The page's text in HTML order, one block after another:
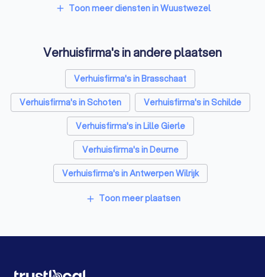
Architecten in Wuustwezel
Relatietherapeut in Wuustwezel
Reisbureaus in Wuustwezel
Personal trainers in Wuustwezel
add Toon meer diensten in Wuustwezel
Verhuisfirma's in andere plaatsen
Verhuisfirma's in Brasschaat
Verhuisfirma's in Schoten
Verhuisfirma's in Schilde
Verhuisfirma's in Lille Gierle
Verhuisfirma's in Deurne
Verhuisfirma's in Antwerpen Wilrijk
Verhuisfirma's in Antwerpen
Verhuisfirma's in Nijlen
Verhuisfirma's in Gent
add Toon meer plaatsen